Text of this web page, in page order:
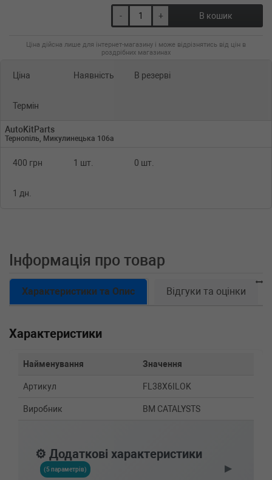
- + В кошик
Ціна дійсна лише для інтернет-магазину і може відрізнятись від цін в
роздрібних магазинах
Ціна Наявність В резерві
Термін
AutoKitParts
Тернопіль, Микулинецька 106а
400 грн 1 шт. 0 шт.
1 дн.
Інформація про товар
Характеристики та Опис Відгуки та оцінки
Характеристики
Найменування Значення
Артикул FL38X6ILOK
Виробник BM CATALYSTS
⚙️ Додаткові характеристики
(5 параметрів) ▶